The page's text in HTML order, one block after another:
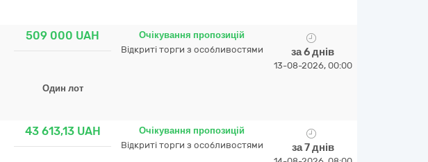
509 000 UAH
Один лот
Очікування пропозицій
Відкриті торги з особливостями
за 6 днів
13-08-2026, 00:00
43 613,13 UAH
Очікування пропозицій
Відкриті торги з особливостями
за 7 днів